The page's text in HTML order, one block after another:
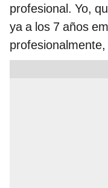
profesional. Yo,
ya a los 7 años